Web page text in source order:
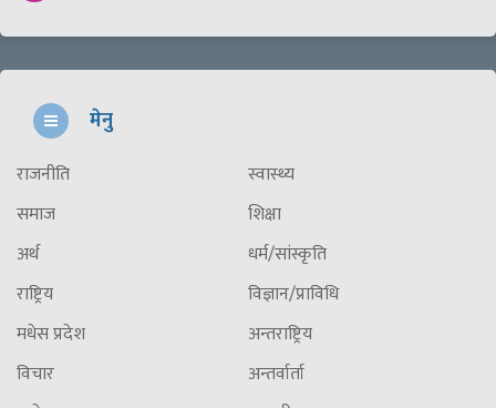
मेनु
राजनीति
समाज
अर्थ
राष्ट्रिय
मधेस प्रदेश
विचार
स्वास्थ्य
शिक्षा
धर्म/सांस्कृति
विज्ञान/प्राविधि
अन्तराष्ट्रिय
अन्तर्वार्ता